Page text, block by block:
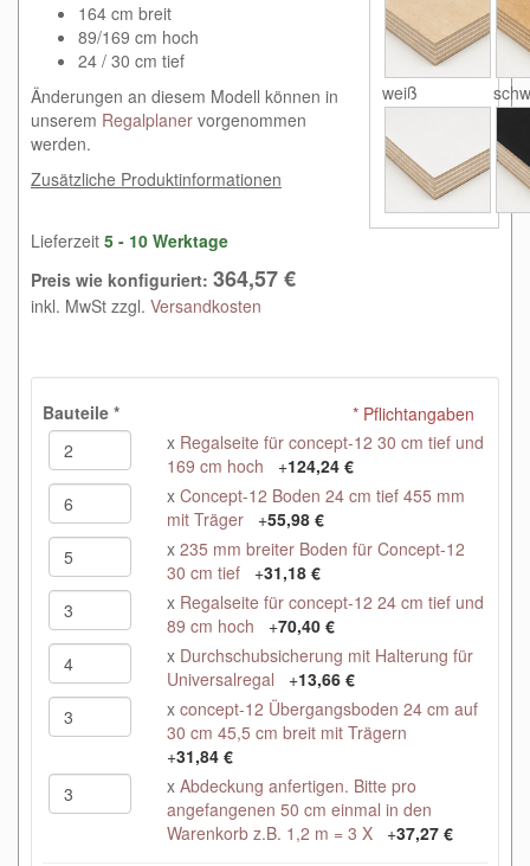
164 cm breit
89/169 cm hoch
24 / 30 cm tief
Änderungen an diesem Modell können in
unserem Regalplaner vorgenommen
werden.
Zusätzliche Produktinformationen
weiß
Lieferzeit 5 - 10 Werktage
Preis wie konfiguriert: 364,57 €
inkl. MwSt zzgl. Versandkosten
Bauteile *
x Regalseite für concept-12 30 cm tief und
169 cm hoch
+124,24 €
xConcept-12 Boden 24 cm tief 455 mm
mit Träger
+55,98 €
x235 mm breiter Boden für Concept-12
30 cm tief
+31,18 €
x Regalseite für concept-12 24 cm tief und
89 cm hoch
+70,40 €
x Durchschubsicherung mit Halterung für
Universalregal
+13,66 €
xconcept-12 Übergangsboden 24 cm auf
30 cm 45,5 cm breit mit Trägern
+31,84 €
xAbdeckung anfertigen. Bitte pro
angefangenen 50 cm einmal in den
Warenkorb z.B. 1,2 m = 3 X
+37,27 €
* Pflichtangaben